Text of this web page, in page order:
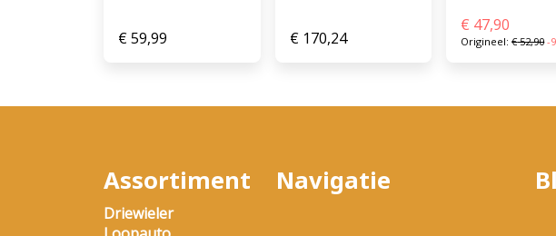
€59,99 €170,24
€ 47,90
Origineel:€52,90 -
Assortiment
Driewieler
Navigatie